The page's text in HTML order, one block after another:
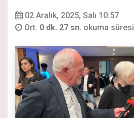
02 Aralık, 2025, Salı 10:57
Ort. 0 dk. 27 sn. okuma süresi